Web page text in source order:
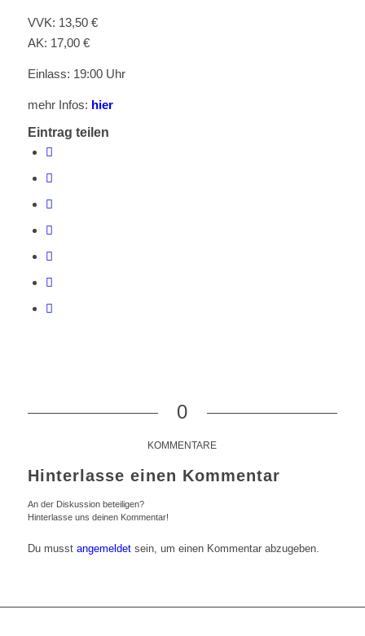
VVK: 13,50 €
AK: 17,00 €
Einlass: 19:00 Uhr
mehr Infos: hier
Eintrag teilen
0
KOMMENTARE
Hinterlasse einen Kommentar
An der Diskussion beteiligen?
Hinterlasse uns deinen Kommentar!
Du musst angemeldetsein, um einen Kommentar abzugeben.